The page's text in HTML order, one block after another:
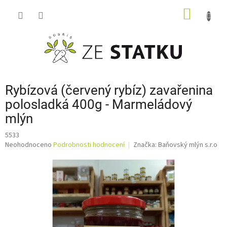
Rybízová (červený rybíz) zavařenina
polosladká 400g - Marmeládový
mlýn
5533
Průměrné
Neohodnoceno Podrobnosti hodnocení Značka: Baňovský mlýn s.r.o